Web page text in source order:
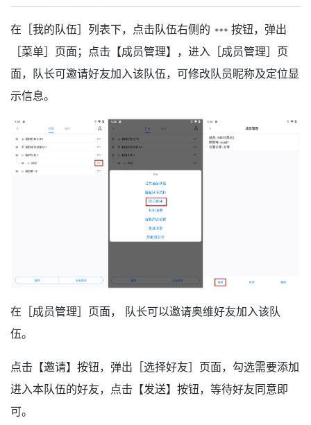
在［我的队伍］列表下，点击队伍右侧的
按钮，弹出
［菜单］页面；点击【成员管理】，进入［成员管理］页
面，队长可邀请好友加入该队伍，可修改队员昵称及定位显
示信息。
在［成员管理］页面， 队长可以邀请奥维好友加入该队
伍。
点击【邀请】按钮，弹出［选择好友］页面，勾选需要添加
进入本队伍的好友，点击【发送】按钮，等待好友同意即
可。